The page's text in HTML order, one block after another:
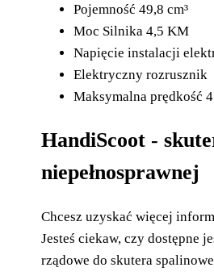
Pojemność 49,8 cm³
Moc Silnika 4,5 KM
Napięcie instalacji
Elektryczny rozrusznik
Maksymalna prędkość
HandiScoot -
niepełnosprawnej
Chcesz uzyskać więcej
Jesteś ciekaw, czy dostępne
rządowe do skutera